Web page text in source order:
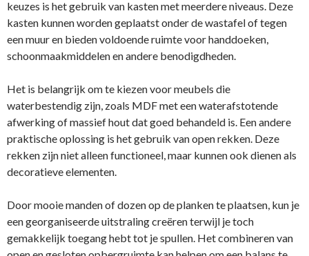
keuzes is het gebruik van kasten met meerdere niveaus. Deze
kasten kunnen worden geplaatst onder de wastafel of tegen
een muur en bieden voldoende ruimte voor handdoeken,
schoonmaakmiddelen en andere benodigdheden.
Het is belangrijk om te kiezen voor meubels die
waterbestendig zijn, zoals MDF met een waterafstotende
afwerking of massief hout dat goed behandeld is. Een andere
praktische oplossing is het gebruik van open rekken. Deze
rekken zijn niet alleen functioneel, maar kunnen ook dienen als
decoratieve elementen.
Door mooie manden of dozen op de planken te plaatsen, kun je
een georganiseerde uitstraling creëren terwijl je toch
gemakkelijk toegang hebt tot je spullen. Het combineren van